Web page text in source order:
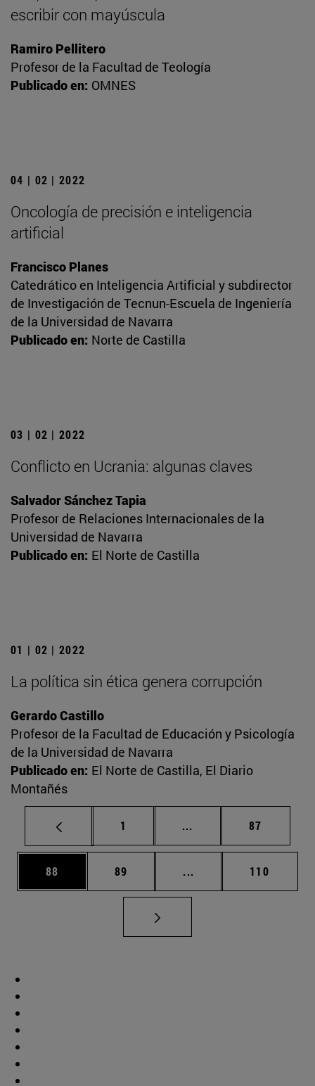
escribir con mayúscula
Ramiro Pellitero
Profesor de la Facultad de Teología
Publicado en: OMNES
04 | 02 | 2022
Oncología de precisión e inteligencia
artificial
Francisco Planes
Catedrático en Inteligencia Artificial y subdirector
de Investigación de Tecnun-Escuela de Ingeniería
de la Universidad de Navarra
Publicado en: Norte de Castilla
03 | 02 | 2022
Conflicto en Ucrania: algunas claves
Salvador Sánchez Tapia
Profesor de Relaciones Internacionales de la
Universidad de Navarra
Publicado en: El Norte de Castilla
01 | 02 | 2022
La política sin ética genera corrupción
Gerardo Castillo
Profesor de la Facultad de Educación y Psicología
de la Universidad de Navarra
Publicado en: El Norte de Castilla, El Diario
Montañés
Página
1 ... Páginas intermedias
Página
87
Página
88 Página
89 ... Páginas intermedias
Página
110